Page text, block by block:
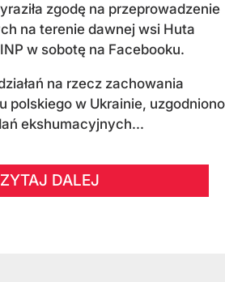
zgodę na przeprowadzenie
na terenie dawnej wsi Huta
w sobotę na Facebooku.
na rzecz zachowania
polskiego w Ukrainie, uzgodniono
ekshumacyjnych...
DALEJ